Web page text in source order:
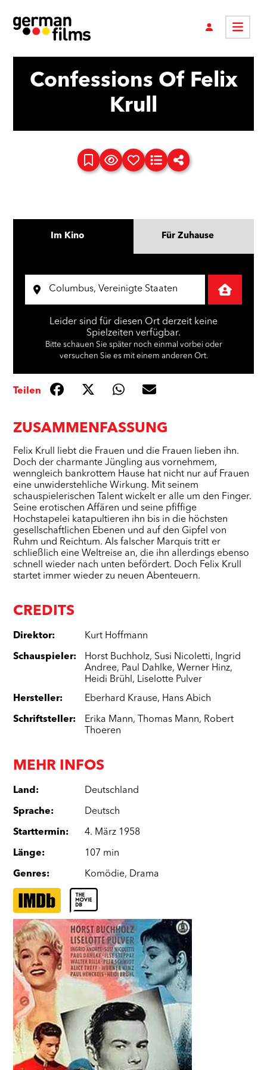
Confessions Of Felix
Krull
ZUSAMMENFASSUNG
Felix Krull liebt die Frauen und die Frauen lieben ihn.
Doch der charmante Jüngling aus vornehmem,
wenngleich bankrottem Hause hat nicht nur auf Frauen
eine unwiderstehliche Wirkung. Mit seinem
schauspielerischen Talent wickelt er alle um den Finger.
Seine erotischen Affären und seine pfiffige
Hochstapelei katapultieren ihn bis in die höchsten
gesellschaftlichen Ebenen und auf den Gipfel von
Ruhm und Reichtum. Als falscher Marquis tritt er
schließlich eine Weltreise an, die ihn allerdings ebenso
schnell wieder nach unten befördert. Doch Felix Krull
startet immer wieder zu neuen Abenteuern.
CREDITS
Direktor: Kurt Hoffmann
Schauspieler: Horst Buchholz, Susi Nicoletti, Ingrid
Andree, Paul Dahlke, Werner Hinz,
Heidi Brühl, Liselotte Pulver
Hersteller: Eberhard Krause, Hans Abich
Schriftsteller: Erika Mann, Thomas Mann, Robert
Thoeren
MEHR INFOS
Land: Deutschland
Sprache: Deutsch
Starttermin: 4. März 1958
Länge: 107 min
Genres: Komödie, Drama
Im Kino Für Zuhause
Leider sind für diesen Ort derzeit keine
Spielzeiten verfügbar.
Bitte schauen Sie später noch einmal vorbei oder
versuchen Sie es mit einem anderen Ort.
Teilen